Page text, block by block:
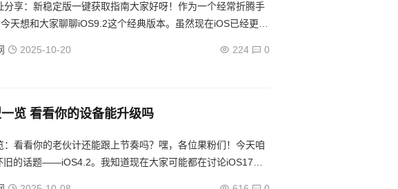
分享：新稳定版一键获取指南大家好呀！作为一个经常折腾手
天想和大家聊聊iOS9.2这个经典版本。虽然现在iOS已经更新
依然有着它独特的魅力。如果你还...
2025-10-20 224 0
览 看看你的设备能升级吗
：看看你的老伙计还能跟上节奏吗？嘿，各位果粉们！今天咱
旧的话题——iOS4.2。我知道现在大家可能都在讨论iOS17或
顾一下过去也挺有意思的，对吧？特...